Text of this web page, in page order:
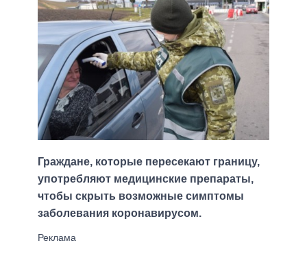
Граждане, которые пересекают границу,
употребляют медицинские препараты,
чтобы скрыть возможные симптомы
заболевания коронавирусом.